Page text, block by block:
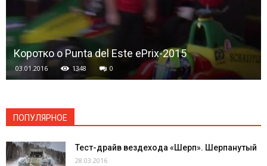
Коротко о Punta del Este ePrix-2015
03.01.2016 1348 0
ПОПУЛЯРНОЕ
Тест-драйв вездехода «Шерп». Шерпанутый
28.03.2016